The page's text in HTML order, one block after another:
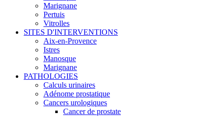
Marignane
Pertuis
Vitrolles
SITES D'INTERVENTIONS
Aix-en-Provence
Istres
Manosque
Marignane
PATHOLOGIES
Calculs urinaires
Adénome prostatique
Cancers urologiques
Cancer de prostate